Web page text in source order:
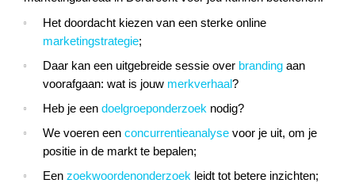
Het doordacht kiezen van een sterke online
marketingstrategie;
Daar kan een uitgebreide sessie over branding aan
voorafgaan: wat is jouw merkverhaal?
Heb je een doelgroeponderzoek nodig?
We voeren een concurrentieanalyse voor je uit, om je
positie in de markt te bepalen;
Een zoekwoordenonderzoek leidt tot betere inzichten;